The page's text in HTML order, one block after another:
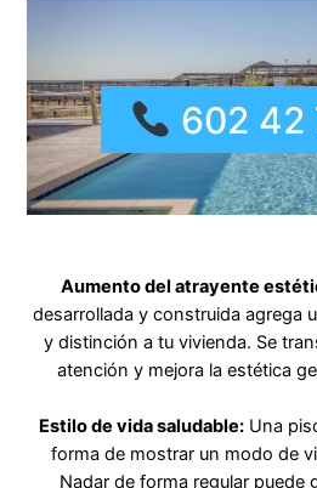
602 42
Aumento del atrayente
desarrollada y construida agrega
y distinción a tu vivienda. Se
atención y mejora la estética
Estilo de vida saludable: Una
forma de mostrar un modo de
Nadar de forma regular puede